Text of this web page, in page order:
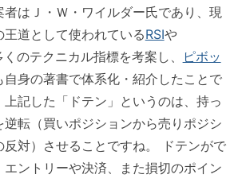
はＪ・Ｗ・ワイルダー氏であり、現
道として使われているRSIや
のテクニカル指標を考案し、
ピボッ
自身の著書で体系化・紹介したことで
記した「ドテン」というのは、持っ
転（買いポジションから売りポジシ
反対）させることですね。 ドテンがで
エントリーや決済、また損切のポイン